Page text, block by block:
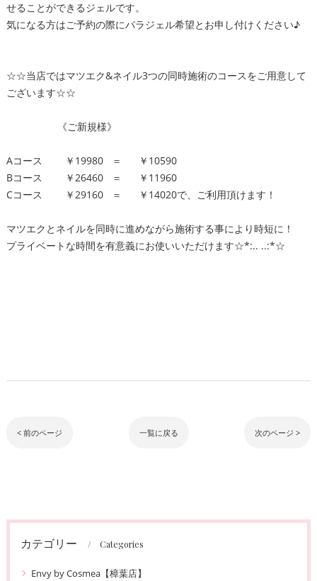
せることができるジェルです。
気になる方はご予約の際にパラジェル希望とお申し付けください♪
☆☆当店ではマツエク&ネイル3つの同時施術のコースをご用意して
ございます☆☆
《ご新規様》
Aコース ￥19980 ＝ ￥10590
Bコース ￥26460 ＝ ￥11960
Cコース ￥29160 ＝ ￥14020で、ご利用頂けます！
マツエクとネイルを同時に進めながら施術する事により時短に！
プライベートな時間を有意義にお使いいただけます☆*:.. ..:*☆
< 前のページ 一覧に戻る 次のページ >
カテゴリー Categories
Envy by Cosmea【樟葉店】